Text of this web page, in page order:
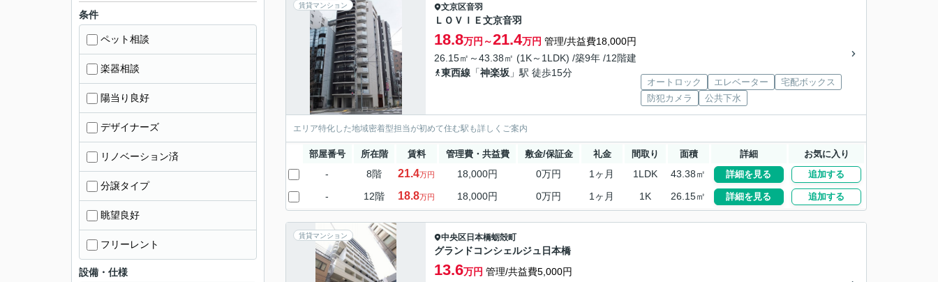
賃貸マンション 文京区音羽
ＬＯＶＩＥ文京音羽
18.8万円～21.4万円 管理/共益費18,000円
26.15㎡～43.38㎡ (1K～1LDK) /築9年 /12階建
東西線 「神楽坂 」駅 徒歩15分
オートロック エレベーター
宅配ボックス
防犯カメラ
公共下水
エリア特化した地域密着型担当が初めて住む駅も詳しくご案内
部屋番号 所在階 賃料 管理費・共益費 敷金/保証金 礼金 間取り 面積 詳細 お気に入り
- 8階 21.4万円 18,000円 0万円 1ヶ月 1LDK 43.38㎡ 詳細を見る 追加する
- 12階 18.8万円 18,000円 0万円 1ヶ月 1K 26.15㎡ 詳細を見る 追加する
賃貸マンション 中央区 日本橋蛎殻町
グランドコンシェルジュ日本橋
13.6万円 管理/共益費5,000円
条件
ペット相談
楽器相談
陽当り良好
デザイナーズ
リノベーション済
分譲タイプ
眺望良好
フリーレント
設備・仕様